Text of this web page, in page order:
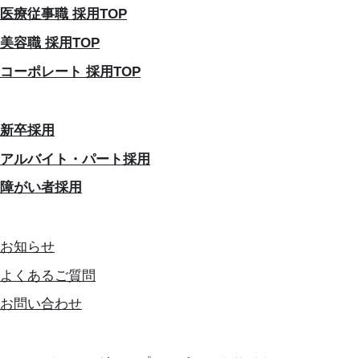
医療従事職 採用TOP
美容職 採用TOP
コーポレート 採用TOP
新卒採用
アルバイト・パート採用
障がい者採用
お知らせ
よくあるご質問
お問い合わせ